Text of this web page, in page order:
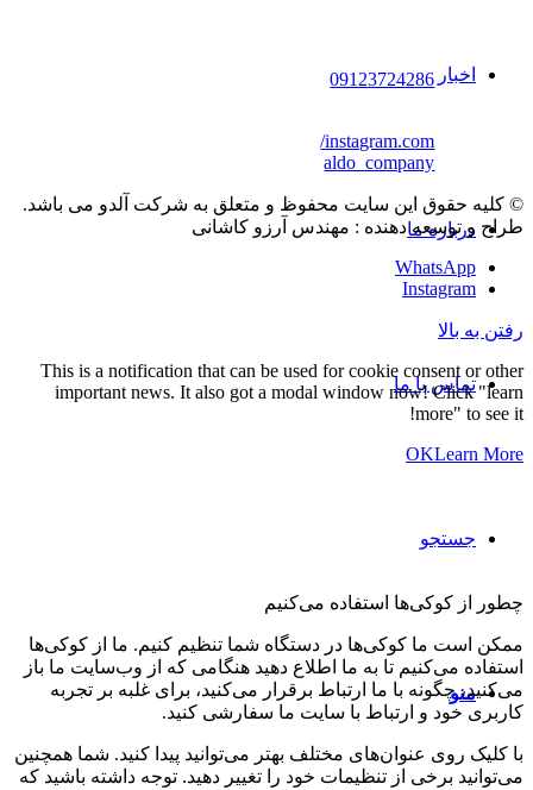
اخبار
درباره ما
تماس با ما
جستجو
منو
09123724286
instagram.com/
aldo_company
© کلیه حقوق این سایت محفوظ و متعلق به شرکت آلدو می باشد.
طراح و توسعه دهنده : مهندس آرزو کاشانی
WhatsApp
Instagram
رفتن به بالا
This is a notification that can be used for cookie consent or other
important news. It also got a modal window now! Click "learn
more" to see it!
OKLearn More
چطور از کوکی‌ها استفاده می‌کنیم
ممکن است ما کوکی‌ها در دستگاه شما تنظیم کنیم. ما از کوکی‌ها
استفاده می‌کنیم تا به ما اطلاع دهید هنگامی که از وب‌سایت ما باز
می‌کنید، چگونه با ما ارتباط برقرار می‌کنید، برای غلبه بر تجربه
کاربری خود و ارتباط با سایت ما سفارشی کنید.
با کلیک روی عنوان‌های مختلف بهتر می‌توانید پیدا کنید. شما همچنین
می‌توانید برخی از تنظیمات خود را تغییر دهید. توجه داشته باشید که